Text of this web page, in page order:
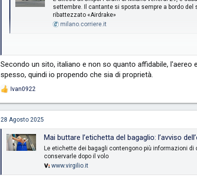
settembre. Il cantante si sposta sempre a bordo
ribattezzato «Airdrake»
milano.corriere.it
Secondo un sito, italiano e non so quanto affidabile,
spesso, quindi io propendo che sia di proprietà.
R
c
t
Ivan0922
28 Agosto 2025
Mai buttare l’etichetta del bagaglio: l’avviso
Le etichette dei bagagli contengono più informazioni
conservarle dopo il volo
www.virgilio.it